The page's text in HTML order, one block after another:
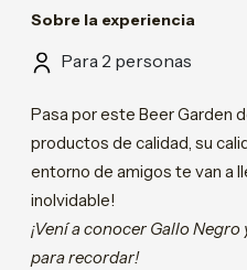
Sobre la experiencia
Para 2 personas
Pasa por este Beer Garden
productos de calidad, su
entorno de amigos te van a
inolvidable!
¡Vení a conocer Gallo
para recordar!